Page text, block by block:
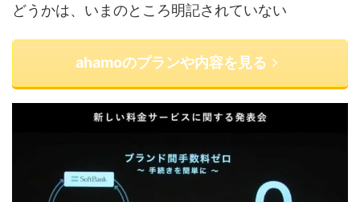
どうかは、いまのところ明記されていない
ahamoのプランや内容を見る